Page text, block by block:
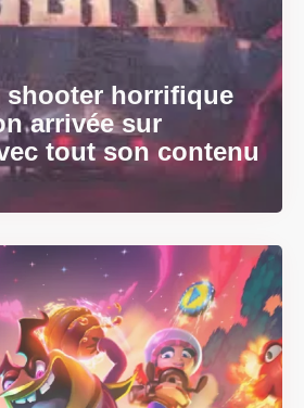
shooter horrifique
arrivée sur
tout son contenu